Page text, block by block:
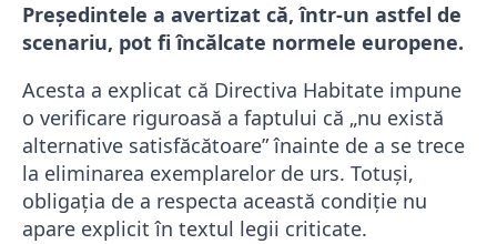
Președintele a avertizat că, într-un astfel de
scenariu, pot fi încălcate normele europene.
Acesta a explicat că Directiva Habitate impune
o verificare riguroasă a faptului că „nu există
alternative satisfăcătoare” înainte de a se trece
la eliminarea exemplarelor de urs. Totuși,
obligaţia de a respecta această condiţie nu
apare explicit în textul legii criticate.